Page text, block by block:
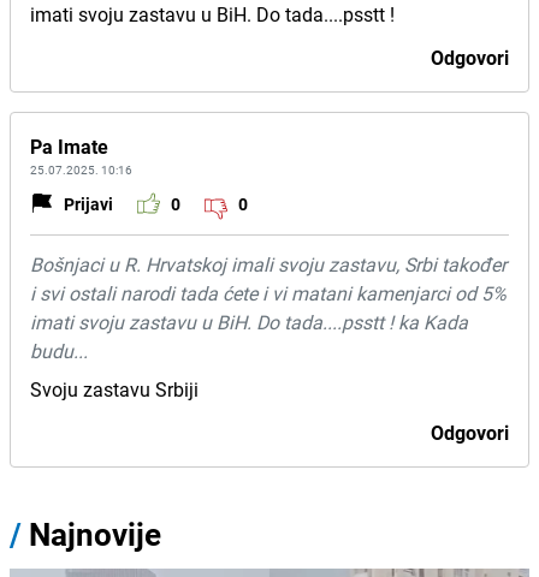
imati svoju zastavu u BiH. Do tada....psstt !
Odgovori
Pa Imate
25.07.2025. 10:16
Prijavi 0 0
Bošnjaci u R. Hrvatskoj imali svoju zastavu, Srbi također
i svi ostali narodi tada ćete i vi matani kamenjarci od 5%
imati svoju zastavu u BiH. Do tada....psstt ! ka Kada
budu...
Svoju zastavu Srbiji
Odgovori
/ Najnovije